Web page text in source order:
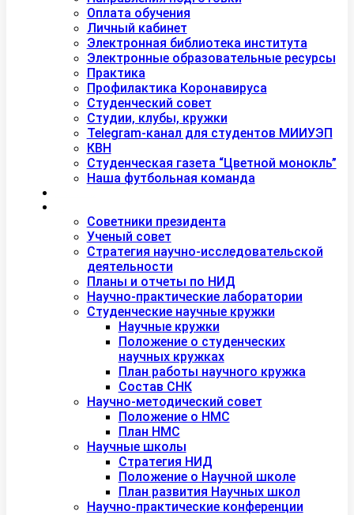
Оплата обучения
Личный кабинет
Электронная библиотека института
Электронные образовательные ресурсы
Практика
Профилактика Коронавируса
Студенческий совет
Студии, клубы, кружки
Telegram-канал для студентов МИИУЭП
КВН
Студенческая газета “Цветной монокль”
Наша футбольная команда
Советники президента
Ученый совет
Стратегия научно-исследовательской
деятельности
Планы и отчеты по НИД
Научно-практические лаборатории
Студенческие научные кружки
Научные кружки
Положение о студенческих
научных кружках
План работы научного кружка
Состав СНК
Научно-методический совет
Положение о НМС
План НМС
Научные школы
Стратегия НИД
Положение о Научной школе
План развития Научных школ
Научно-практические конференции